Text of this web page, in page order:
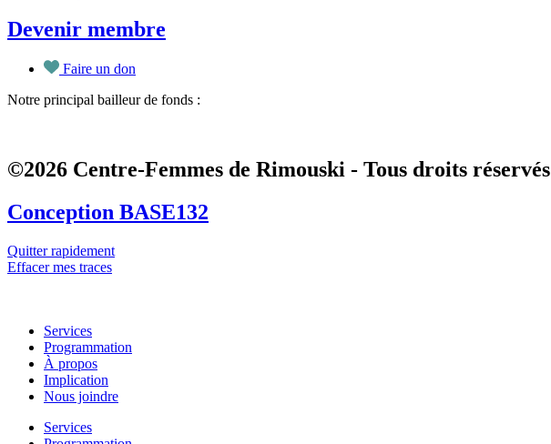
Devenir membre
Faire un don
Notre principal bailleur de fonds :
©2026 Centre-Femmes de Rimouski - Tous droits réservés
Conception BASE132
Quitter rapidement
Effacer mes traces
Services
Programmation
À propos
Implication
Nous joindre
Services